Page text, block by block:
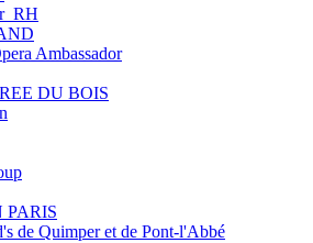
Ambassador
DU BOIS
PARIS
de Quimper et de Pont-l'Abbé